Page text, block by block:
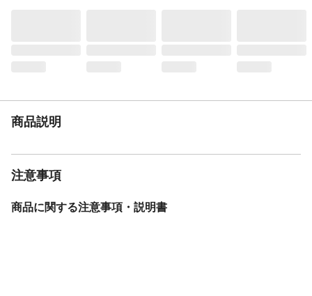
商品説明
注意事項
商品に関する注意事項・説明書